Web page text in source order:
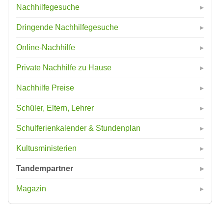
Nachhilfegesuche
Dringende Nachhilfegesuche
Online-Nachhilfe
Private Nachhilfe zu Hause
Nachhilfe Preise
Schüler, Eltern, Lehrer
Schulferienkalender & Stundenplan
Kultusministerien
Tandempartner
Magazin